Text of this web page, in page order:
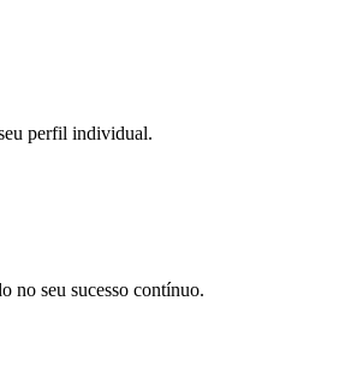
perfil individual.
no seu sucesso contínuo.